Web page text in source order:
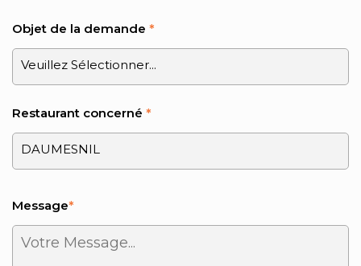
Objet de la demande *
Restaurant concerné *
Message*